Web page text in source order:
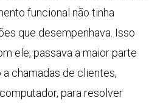
funcional não tinha
que desempenhava. Isso
ele, passava a maior parte
chamadas de clientes,
para resolver